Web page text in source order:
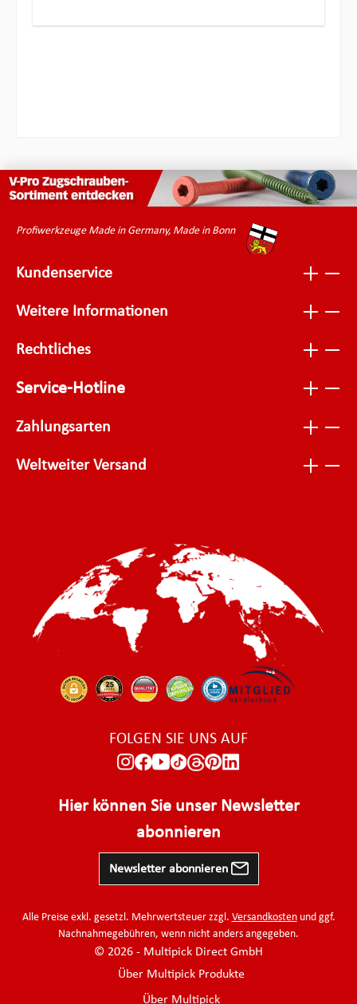
Profiwerkzeuge Made in Germany, Made in Bonn
Kundenservice
Weitere Informationen
Rechtliches
Service-Hotline
Zahlungsarten
Weltweiter Versand
FOLGEN SIE UNS AUF
Hier können Sie unser Newsletter
abonnieren
Newsletter abonnieren
Alle Preise exkl. gesetzl. Mehrwertsteuer zzgl. Versandkostenund ggf.
Nachnahmegebühren, wenn nicht anders angegeben.
© 2026 - Multipick Direct GmbH
Über Multipick Produkte
Über Multipick